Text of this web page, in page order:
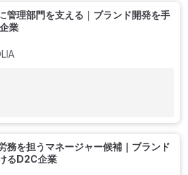
管理部門を支える｜ブランド開発を手
業
務を担うマネージャー候補｜ブランド
るD2C企業